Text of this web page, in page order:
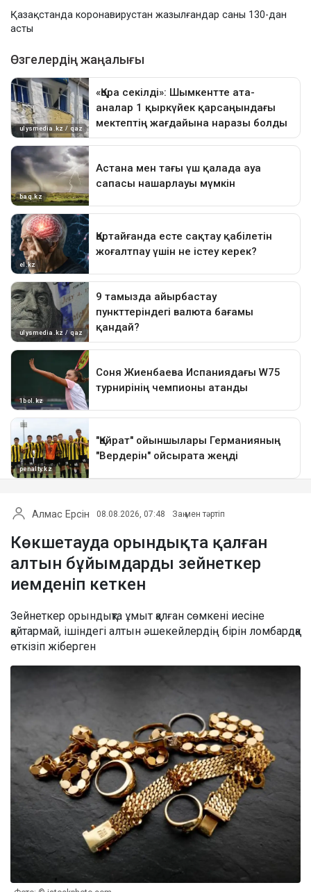
Қазақстанда коронавирустан жазылғандар саны 130-дан
асты
Алмас Ерсін 08.08.2026, 07:48 Заң мен тәртіп
Көкшетауда орындықта қалған
алтын бұйымдарды зейнеткер
иемденіп кеткен
Зейнеткер орындықта ұмыт қалған сөмкені иесіне
қайтармай, ішіндегі алтын әшекейлердің бірін ломбардқа
өткізіп жіберген